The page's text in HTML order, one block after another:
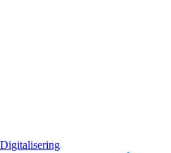
Digitalisering